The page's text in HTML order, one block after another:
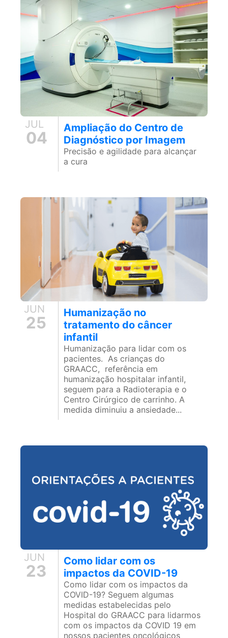
JUL
04
Ampliação do Centro de
Diagnóstico por Imagem
Precisão e agilidade para alcançar
a cura
JUN
25
Humanização no
tratamento do câncer
infantil
Humanização para lidar com os
pacientes. As crianças do
GRAACC, referência em
humanização hospitalar infantil,
seguem para a Radioterapia e o
Centro Cirúrgico de carrinho. A
medida diminuiu a ansiedade...
JUN
23
Como lidar com os
impactos da COVID-19
Como lidar com os impactos da
COVID-19? Seguem algumas
medidas estabelecidas pelo
Hospital do GRAACC para lidarmos
com os impactos da COVID 19 em
nossos pacientes oncológicos